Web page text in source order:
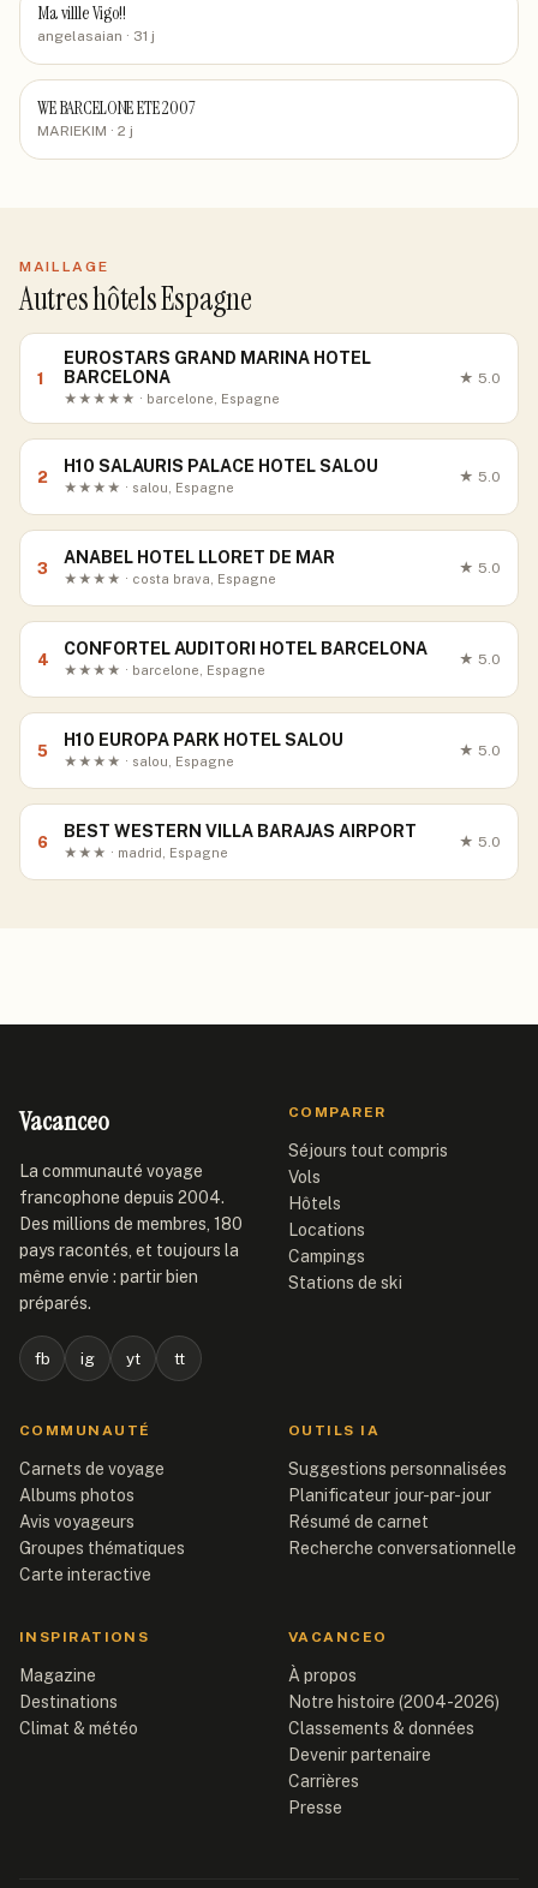
Ma villle Vigo!!
angelasaian · 31 j
WE BARCELONE ETE 2007
MARIEKIM · 2 j
MAILLAGE
Autres hôtels Espagne
1
EUROSTARS GRAND MARINA HOTEL
BARCELONA
★★★★★ · barcelone, Espagne
★ 5.0
2
H10 SALAURIS PALACE HOTEL SALOU
★★★★ · salou, Espagne
★ 5.0
3
ANABEL HOTEL LLORET DE MAR
★★★★ · costa brava, Espagne
★ 5.0
4
CONFORTEL AUDITORI HOTEL BARCELONA
★★★★ · barcelone, Espagne
★ 5.0
5
H10 EUROPA PARK HOTEL SALOU
★★★★ · salou, Espagne
★ 5.0
6
BEST WESTERN VILLA BARAJAS AIRPORT
★★★ · madrid, Espagne
★ 5.0
Vacanceo
La communauté voyage
francophone depuis 2004.
Des millions de membres, 180
pays racontés, et toujours la
même envie : partir bien
préparés.
fb ig yt tt
COMPARER
Séjours tout compris
Vols
Hôtels
Locations
Campings
Stations de ski
COMMUNAUTÉ
Carnets de voyage
Albums photos
Avis voyageurs
Groupes thématiques
Carte interactive
OUTILS IA
Suggestions personnalisées
Planificateur jour-par-jour
Résumé de carnet
Recherche conversationnelle
INSPIRATIONS
Magazine
Destinations
Climat & météo
VACANCEO
À propos
Notre histoire (2004-2026)
Classements & données
Devenir partenaire
Carrières
Presse